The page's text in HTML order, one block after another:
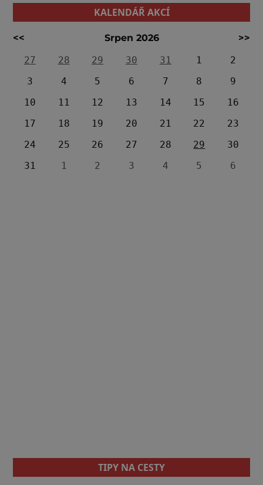
KALENDÁŘ AKCÍ
<< Srpen 2026
>>
27
28 29 30 31 1
2
3
4 5 6 7 8
9
10
11 12 13 14 15
16
17
18 19 20 21 22
23
24
25 26 27 28 29
30
31
1 2 3 4 5 6
TIPY NA CESTY